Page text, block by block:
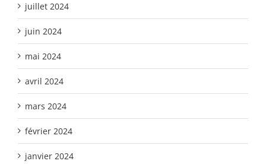
juillet 2024
juin 2024
mai 2024
avril 2024
mars 2024
février 2024
janvier 2024